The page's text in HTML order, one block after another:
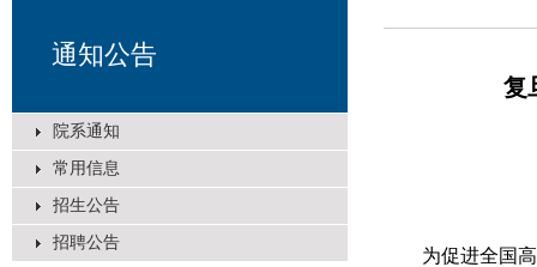
通知公告
院系通知
常用信息
招生公告
招聘公告
复
为促进全国